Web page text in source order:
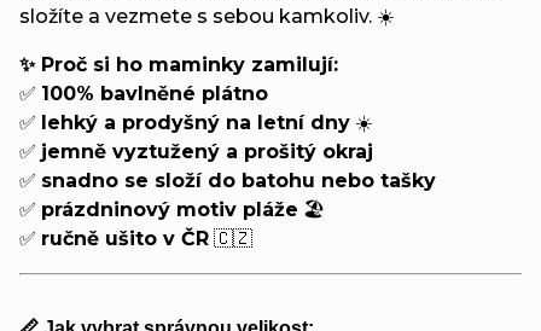
složíte a vezmete s sebou kamkoliv. ☀️
✨ Proč si ho maminky zamilují:
✅ 100% bavlněné plátno
✅ lehký a prodyšný na letní dny ☀️
✅ jemně vyztužený a prošitý okraj
✅ snadno se složí do batohu nebo tašky
✅ prázdninový motiv pláže 🏖️
✅ ručně ušito v ČR 🇨🇿